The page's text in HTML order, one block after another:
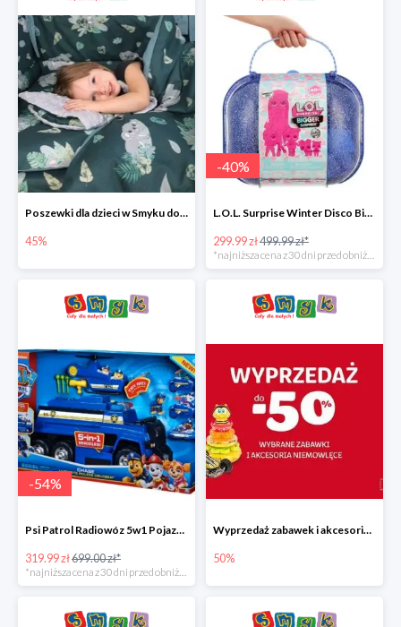
Poszewki dla dzieci w Smyku do -45%
45%
-40%
L.O.L. Surprise Winter Disco Bigger Surprise Zestaw laleczek w walizce -40%
299.99 zł499.99 zł*
-54%
Psi Patrol Radiowóz 5w1 Pojazd ratunkowy z figurką Chase'a
319.99 zł699.00 zł*
Wyprzedaż zabawek i akcesoriów niemowlęcych w Smyku do -50%
50%